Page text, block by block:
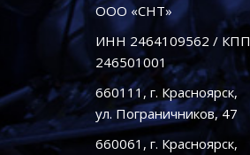
ООО «СНТ»
ИНН 2464109562 / КПП
246501001
660111, г. Красноярск,
ул. Пограничников, 47
660061, г. Красноярск,